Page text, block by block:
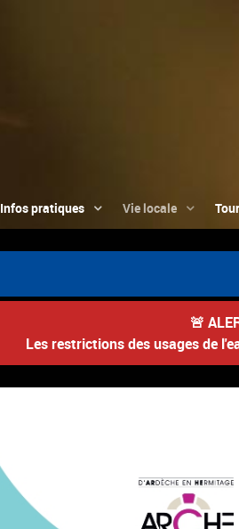
Infos pratiques Vie locale
🚨
Les restrictions des usages de